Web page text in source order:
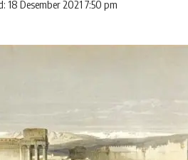
18 Desember 2021 7:50 pm